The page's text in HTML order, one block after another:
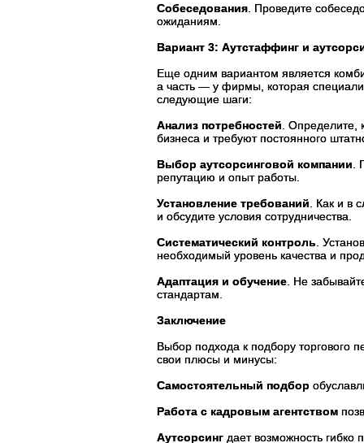
Собеседования . Проведите
ожиданиям.
Вариант 3: Аутстаффинг и
Еще одним вариантом является
а часть — у фирмы, которая
следующие шаги:
Анализ потребностей . Определите,
бизнеса и требуют постоянного
Выбор аутсорсинговой компании
репутацию и опыт работы.
Установление требований . Как и в
и обсудите условия сотрудничества.
Систематический контроль .
необходимый уровень качества и
Адаптация и обучение . Не
стандартам.
Заключение
Выбор подхода к подбору торгового
свои плюсы и минусы:
Самостоятельный подбор
Работа с кадровым агентством
Аутсорсинг дает возможность гибко